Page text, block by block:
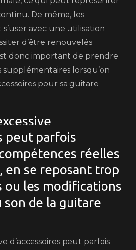
De même, les
avec une utilisation
d’être renouvelés
donc important de prendre
supplémentaires lorsqu’on
pour sa guitare
peut parfois
réelles
en se reposant trop
ou les modifications
son de la guitare
d’accessoires peut parfois